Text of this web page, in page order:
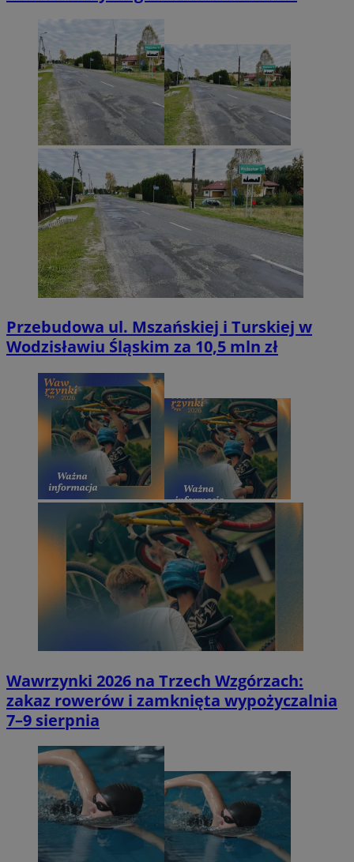
Przebudowa ul. Mszańskiej i Turskiej w
Wodzisławiu Śląskim za 10,5 mln zł
Wawrzynki 2026 na Trzech Wzgórzach:
zakaz rowerów i zamknięta wypożyczalnia
7–9 sierpnia